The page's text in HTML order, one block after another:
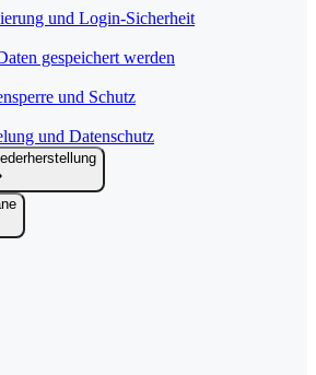
und Login-Sicherheit
gespeichert werden
und Schutz
und Datenschutz